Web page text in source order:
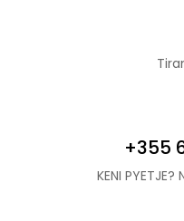
+355
KENI